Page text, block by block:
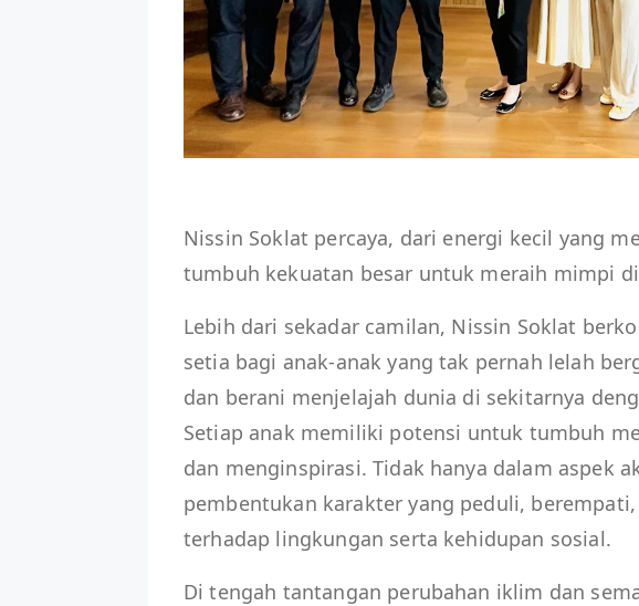
Nissin Soklat percaya, dari energi kecil yang
tumbuh kekuatan besar untuk meraih mimpi
Lebih dari sekadar camilan, Nissin Soklat
setia bagi anak-anak yang tak pernah lelah
dan berani menjelajah dunia di sekitarnya
Setiap anak memiliki potensi untuk tumbuh
dan menginspirasi. Tidak hanya dalam aspek
pembentukan karakter yang peduli,
terhadap lingkungan serta kehidupan sosial.
Di tengah tantangan perubahan iklim dan